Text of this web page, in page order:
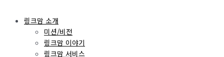
링크맘 소개
미션/비전
링크맘 이야기
링크맘 서비스